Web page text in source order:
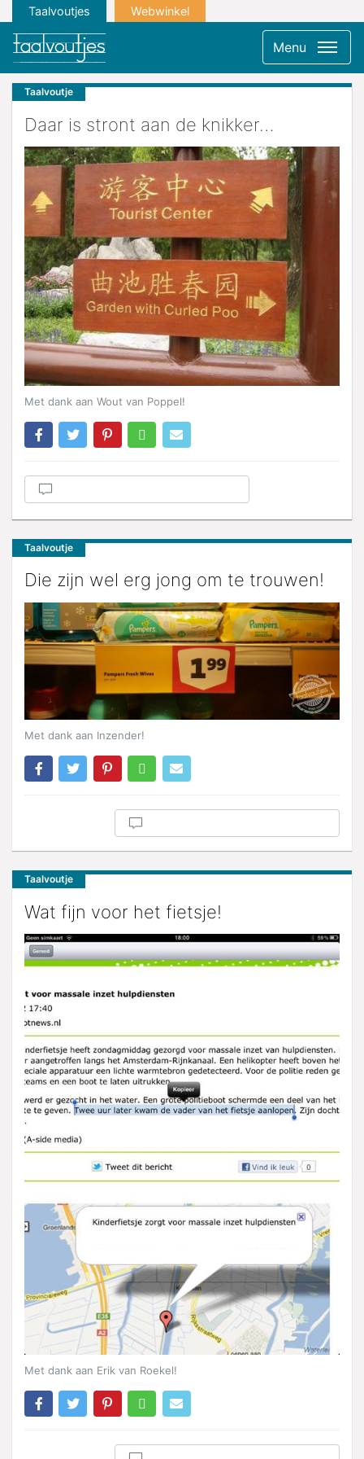
Taalvoutjes Webwinkel
Menu
Taalvoutje
Daar is stront aan de knikker…
Met dank aan Wout van Poppel!
Taalvoutje
Die zijn wel erg jong om te trouwen!
Met dank aan Inzender!
Taalvoutje
Wat fijn voor het fietsje!
Met dank aan Erik van Roekel!